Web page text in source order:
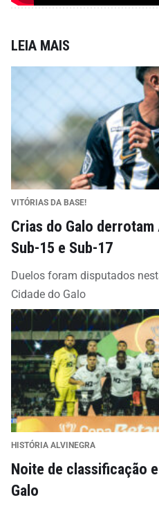
LEIA MAIS
VITÓRIAS DA BASE!
Crias do Galo
Sub-15 e Sub-17
Duelos foram disputados
Cidade do Galo
HISTÓRIA ALVINEGRA
Noite de classificação
Galo